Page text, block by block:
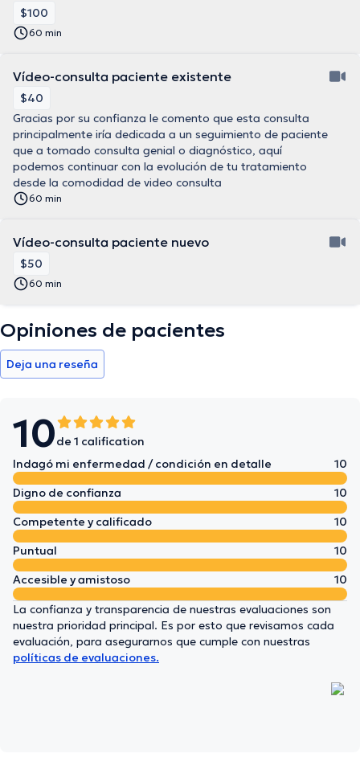
$100
60 min
Vídeo-consulta paciente existente
$40
Gracias por su confianza le comento que esta consulta
principalmente iría dedicada a un seguimiento de paciente
que a tomado consulta genial o diagnóstico, aquí
podemos continuar con la evolución de tu tratamiento
desde la comodidad de video consulta
60 min
Vídeo-consulta paciente nuevo
$50
60 min
Opiniones de pacientes
Deja una reseña
10de 1 calification
Indagó mi enfermedad / condición en detalle
10
Digno de confianza
10
Competente y calificado
10
Puntual
10
Accesible y amistoso
10
La confianza y transparencia de nuestras evaluaciones son
nuestra prioridad principal. Es por esto que revisamos cada
evaluación, para asegurarnos que cumple con nuestras
políticas de evaluaciones.